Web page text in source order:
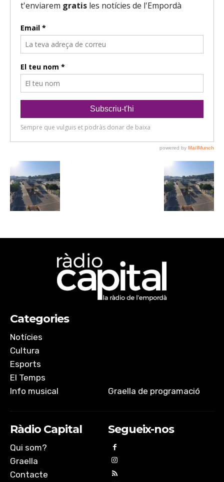
Categories
Notícies
Cultura
Esports
El Temps
Info musical
Graella de programació
Ràdio Capital
Qui som?
Graella
Contacte
Segueix-nos